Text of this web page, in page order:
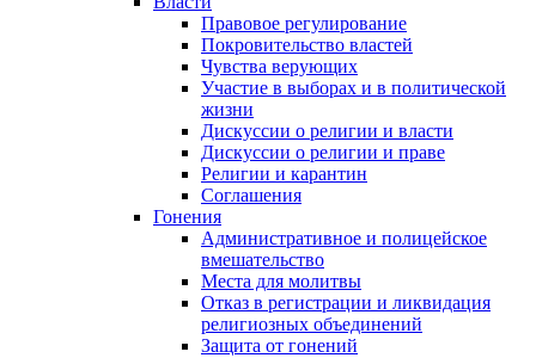
Правовое регулирование
Покровительство властей
Чувства верующих
Участие в выборах и в политической
жизни
Дискуссии о религии и власти
Дискуссии о религии и праве
Религии и карантин
Соглашения
Гонения
Административное и полицейское
вмешательство
Места для молитвы
Отказ в регистрации и ликвидация
религиозных объединений
Защита от гонений